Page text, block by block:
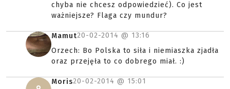
chyba nie chcesz odpowiedzieć). Co jest
ważniejsze? Flaga czy mundur?
Mamut20-02-2014 @ 13:16
Orzech: Bo Polska to siła i niemiaszka zjadła
oraz przejęła to co dobrego miał. :)
Moris20-02-2014 @ 15:01